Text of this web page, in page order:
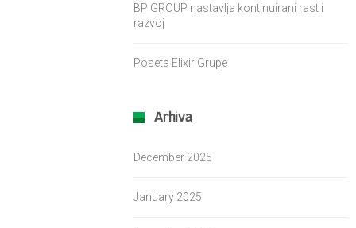
BP GROUP nastavlja kontinuirani rast i
razvoj
Poseta Elixir Grupe
Arhiva
December 2025
January 2025